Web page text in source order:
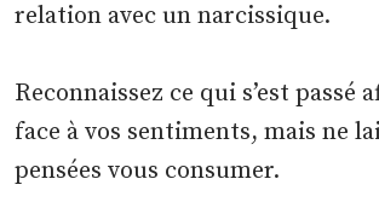
relation avec un narcissique.
Reconnaissez ce qui s’est passé
face à vos sentiments, mais ne
pensées vous consumer.